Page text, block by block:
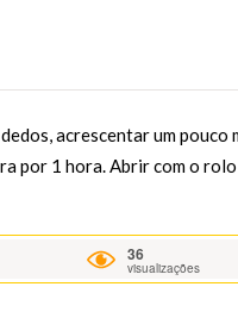
acrescentar um pouco
por 1 hora. Abrir com o
36
visualizações